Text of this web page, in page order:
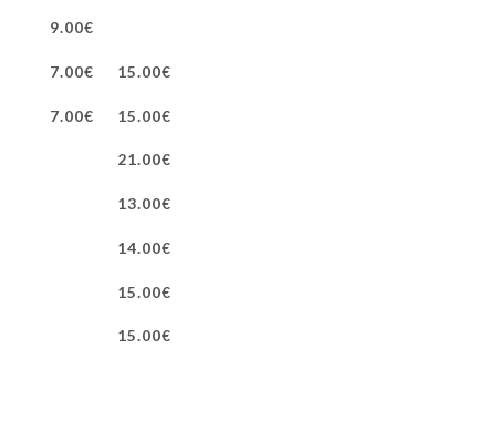
9.00€
7.00€ 15.00€
7.00€ 15.00€
21.00€
13.00€
14.00€
15.00€
15.00€